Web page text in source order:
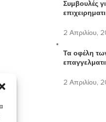
Συμβουλές
2 Απριλίου,
Τα οφέλη
2 Απριλίου,